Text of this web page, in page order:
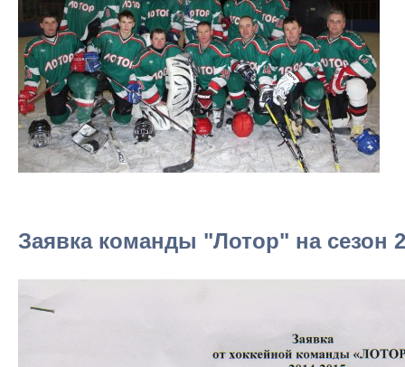
Заявка команды "Лотор" на сезон